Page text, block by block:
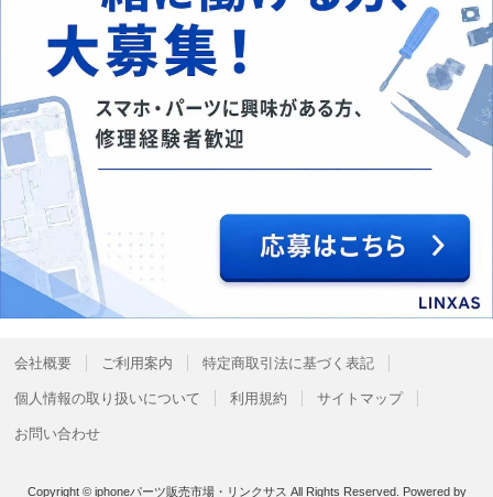
会社概要 ご利用案内 特定商取引法に基づく表記
個人情報の取り扱いについて 利用規約 サイトマップ
お問い合わせ
Copyright © iphoneパーツ販売市場・リンクサス All Rights Reserved. Powered by